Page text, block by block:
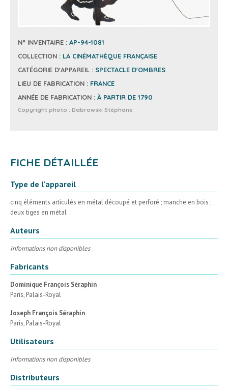
N° INVENTAIRE : AP-94-1081
COLLECTION : LA CINÉMATHÈQUE FRANÇAISE
CATÉGORIE D'APPAREIL : SPECTACLE D'OMBRES
LIEU DE FABRICATION : FRANCE
ANNÉE DE FABRICATION : À PARTIR DE 1790
Copyright photo : Dabrowski Stéphane
FICHE DÉTAILLÉE
Type de l'appareil
cinq éléments articulés en métal découpé et perforé ; manche en bois ;
deux tiges en métal
Auteurs
Informations non disponibles
Fabricants
Dominique François Séraphin
Paris, Palais-Royal
Joseph François Séraphin
Paris, Palais-Royal
Utilisateurs
Informations non disponibles
Distributeurs